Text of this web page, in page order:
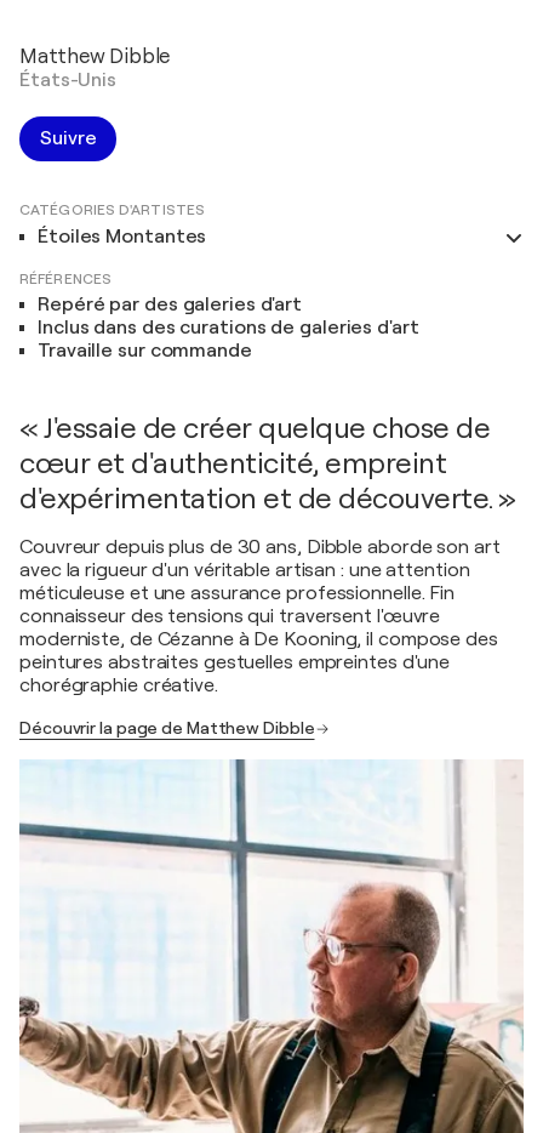
Matthew Dibble
États-Unis
Suivre
CATÉGORIES D'ARTISTES
Étoiles Montantes
RÉFÉRENCES
Repéré par des galeries d'art
Inclus dans des curations de galeries d'art
Travaille sur commande
« J'essaie de créer quelque chose de
cœur et d'authenticité, empreint
d'expérimentation et de découverte. »
Couvreur depuis plus de 30 ans, Dibble aborde son art
avec la rigueur d'un véritable artisan : une attention
méticuleuse et une assurance professionnelle. Fin
connaisseur des tensions qui traversent l'œuvre
moderniste, de Cézanne à De Kooning, il compose des
peintures abstraites gestuelles empreintes d'une
chorégraphie créative.
Découvrir la page de Matthew Dibble